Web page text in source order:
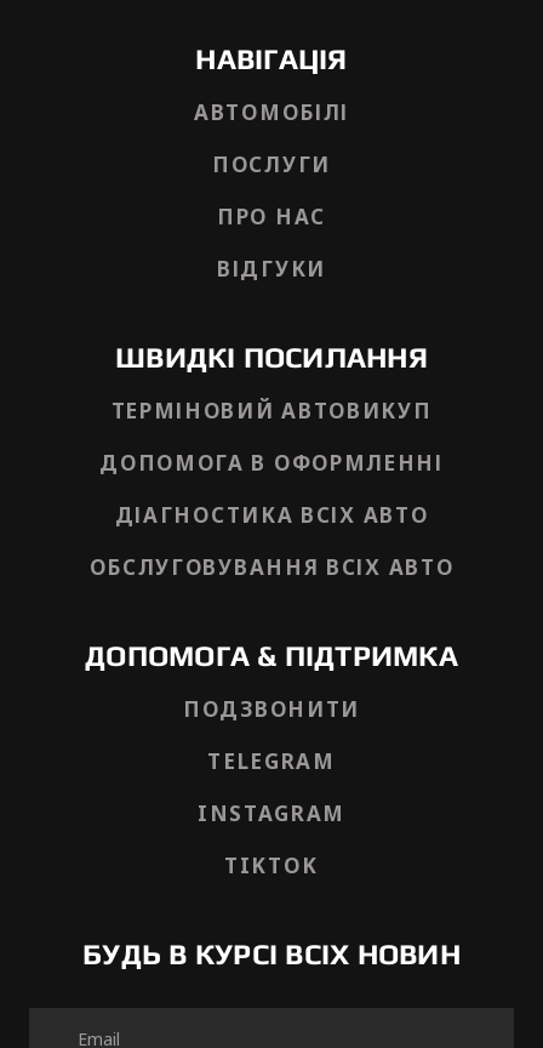
НАВІГАЦІЯ
АВТОМОБІЛІ
ПОСЛУГИ
ПРО НАС
ВІДГУКИ
ШВИДКІ ПОСИЛАННЯ
ТЕРМІНОВИЙ АВТОВИКУП
ДОПОМОГА В ОФОРМЛЕННІ
ДІАГНОСТИКА ВСІХ АВТО
ОБСЛУГОВУВАННЯ ВСІХ АВТО
ДОПОМОГА & ПІДТРИМКА
ПОДЗВОНИТИ
TELEGRAM
INSTAGRAM
TIKTOK
БУДЬ В КУРСІ ВСІХ НОВИН